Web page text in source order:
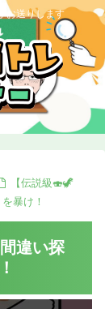
お送りします
【伝説級🍣🦖
暴け！
違い探